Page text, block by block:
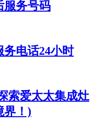
服务号码
务电话24小时
索爱太太集成灶
界！)